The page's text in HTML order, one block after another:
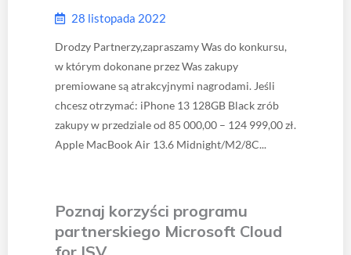
28 listopada 2022
Drodzy Partnerzy,zapraszamy Was do konkursu,
w którym dokonane przez Was zakupy
premiowane są atrakcyjnymi nagrodami. Jeśli
chcesz otrzymać: iPhone 13 128GB Black zrób
zakupy w przedziale od 85 000,00 – 124 999,00 zł.
Apple MacBook Air 13.6 Midnight/M2/8C...
Poznaj korzyści programu
partnerskiego Microsoft Cloud